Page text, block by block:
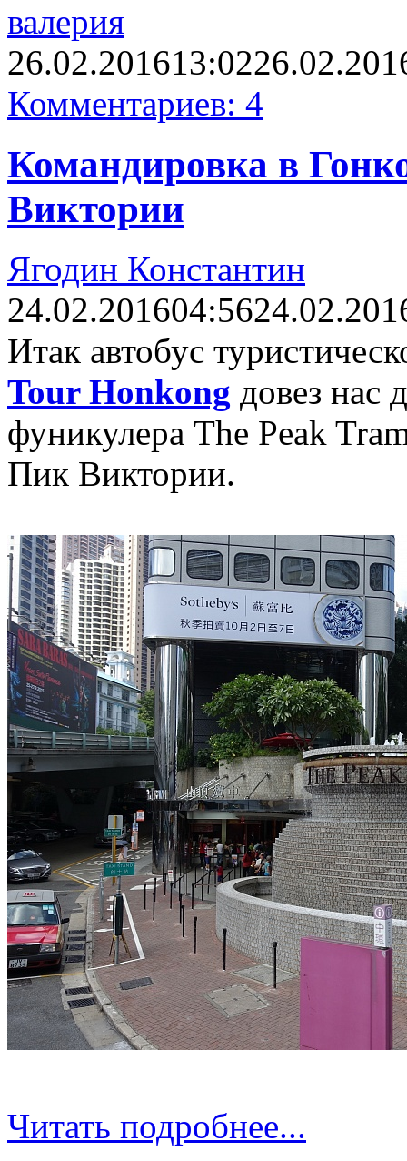
валерия
26.02.201613:02
Комментариев: 4
Командировка в
Виктории
Ягодин Константин
24.02.201604:56
Итак автобус
Tour Honkong довез нас
фуникулера The Peak
Пик Виктории.
Читать подробнее...